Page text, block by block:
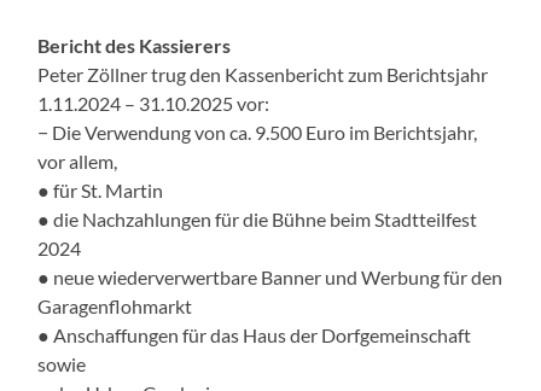
Bericht des Kassierers
Peter Zöllner trug den Kassenbericht zum Berichtsjahr
1.11.2024 – 31.10.2025 vor:
− Die Verwendung von ca. 9.500 Euro im Berichtsjahr,
vor allem,
● für St. Martin
● die Nachzahlungen für die Bühne beim Stadtteilfest
2024
● neue wiederverwertbare Banner und Werbung für den
Garagenflohmarkt
● Anschaffungen für das Haus der Dorfgemeinschaft
sowie